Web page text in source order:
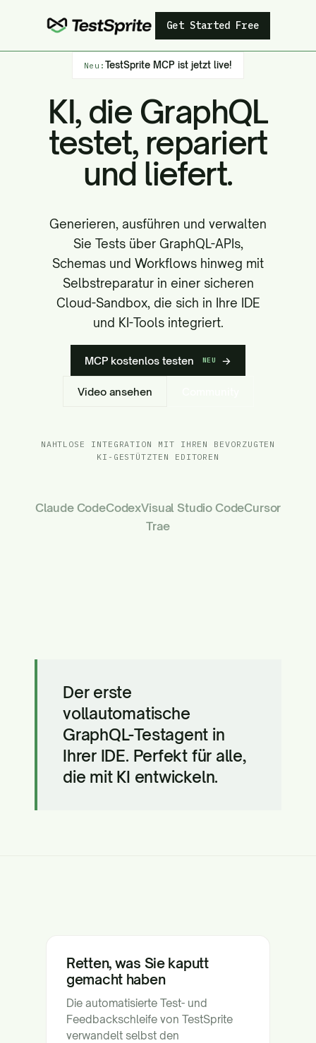
Get Started Free
Neu:TestSprite MCP ist jetzt live!
KI, die GraphQL
testet, repariert
und liefert.
Generieren, ausführen und verwalten
Sie Tests über GraphQL-APIs,
Schemas und Workflows hinweg mit
Selbstreparatur in einer sicheren
Cloud-Sandbox, die sich in Ihre IDE
und KI-Tools integriert.
MCP kostenlos testen NEU →
Video ansehen
NAHTLOSE INTEGRATION MIT IHREN BEVORZUGTEN
KI-GESTÜTZTEN EDITOREN
Claude CodeCodexVisual Studio CodeCursor
Trae
Der erste
vollautomatische
GraphQL-Testagent in
Ihrer IDE. Perfekt für alle,
die mit KI entwickeln.
Retten, was Sie kaputt
gemacht haben
Die automatisierte Test- und
Feedbackschleife von TestSprite
verwandelt selbst den